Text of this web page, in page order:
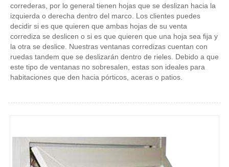
correderas, por lo general tienen hojas que se deslizan hacia la
izquierda o derecha dentro del marco. Los clientes puedes
decidir si es que quieren que ambas hojas de su venta
corrediza se deslicen o si es que quieren que una hoja sea fija y
la otra se deslice. Nuestras ventanas corredizas cuentan con
ruedas tandem que se deslizarán dentro de rieles. Debido a que
este tipo de ventanas no sobresalen, estas son ideales para
habitaciones que den hacia pórticos, aceras o patios.